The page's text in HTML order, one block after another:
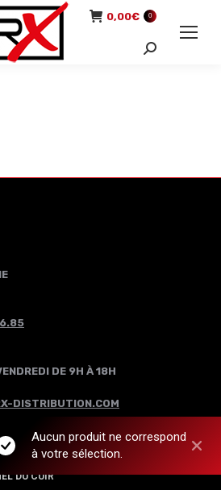
0,00€ 0
Recherche
Aucun produit ne correspond
à votre sélection.
DE 9H À 18H
DISTRIBUTION.COM
DU CUIR